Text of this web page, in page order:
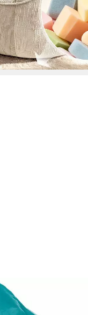
dir